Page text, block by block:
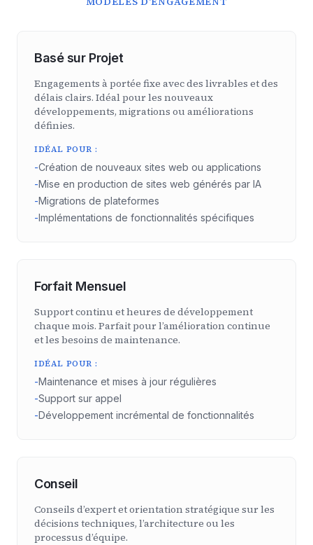
Basé sur Projet
Engagements à portée fixe avec des livrables et des
délais clairs. Idéal pour les nouveaux
développements, migrations ou améliorations
définies.
IDÉAL POUR :
-Création de nouveaux sites web ou applications
-Mise en production de sites web générés par IA
-Migrations de plateformes
-Implémentations de fonctionnalités spécifiques
Forfait Mensuel
Support continu et heures de développement
chaque mois. Parfait pour l’amélioration continue
et les besoins de maintenance.
IDÉAL POUR :
-Maintenance et mises à jour régulières
-Support sur appel
-Développement incrémental de fonctionnalités
Conseil
Conseils d’expert et orientation stratégique sur les
décisions techniques, l’architecture ou les
processus d’équipe.